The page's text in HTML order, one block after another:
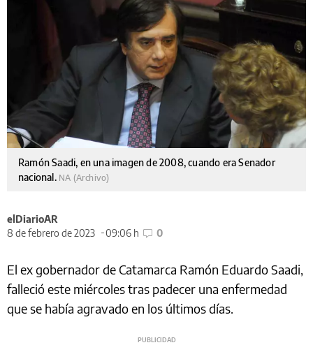
Ramón Saadi, en una imagen de 2008, cuando era Senador
nacional. NA (Archivo)
elDiarioAR
8 de febrero de 2023
09:06 h 0
El ex gobernador de Catamarca Ramón Eduardo Saadi,
falleció este miércoles tras padecer una enfermedad
que se había agravado en los últimos días.